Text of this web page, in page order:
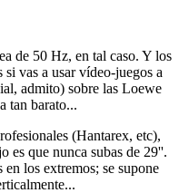
de 50 Hz, en tal caso. Y los
si vas a usar vídeo-juegos a
admito) sobre las Loewe
tan barato...
(Hantarex, etc),
es que nunca subas de 29''.
los extremos; se supone